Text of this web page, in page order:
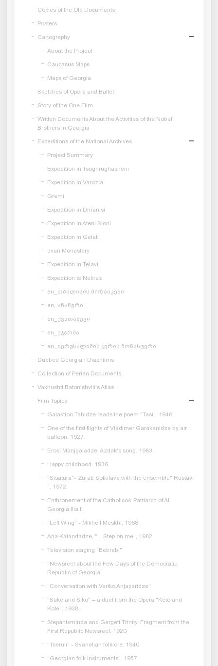
Copies of the Old Documents
Posters
Cartography
About the Project
Caucasus Maps
Maps of Georgia
Sketches of Opera and Ballet
Story of the One Film
Written Documents About the Activities of the Nobel
Brothers in Georgia
Expeditions of the National Archives
Project Summary
Expedition in Tsughrughasheni
Expedition in Vardzia
Gremi
Expedition in Dmanisi
Expedition in Ateni Sioni
Expedition in Gelati
Jvari Monastery
Expedition in Telavi
Expedition to Nekres
en_თბილისის მოზაიკები
en_ანანური
en_ქვათახევი
en_უჯარმა
en_იერუსალიმის ჯვრის მონასტერი
Dubbed Georgian Diaphilms
Collection of Perian Documents
Vakhushti Batonishvili's Atlas
Film Topics
Galaktion Tabidze reads the poem "Tasi". 1946.
One of the first flights of Vladimer Garakanidze by air
balloon. 1927.
Erosi Manjgaladze, Azdak's song. 1983.
Happy childhood. 1936.
"Sisatura"- Zurab Sotkilava with the ensemble" Rustavi
", 1972.
Enthronement of the Catholicos-Patriarch of All
Georgia Ilia II
"Left Wing" - Mikheil Meskhi, 1968
Ana Kalandadze, "... Step on me", 1982
Television staging "Bebrebi"
"Newsreel about the Few Days of the Democratic
Republic of Georgia"
"Conversation with Veriko Anjaparidze"
"Sako and Siko" – a duet from the Opera "Keto and
Kote". 1938.
Stepantsminda and Gergeti Trinity. Fragment from the
First Republic Newsreel. 1920
"Tseruli" - Svanetian folklore. 1940
"Georgian folk instruments". 1957